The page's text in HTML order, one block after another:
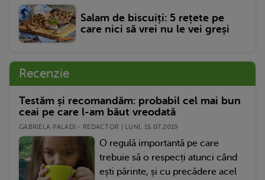
Salam de biscuiți: 5 rețete pe
care nici să vrei nu le vei greși
Recenzie
Testăm și recomandăm: probabil cel mai bun
ceai pe care l-am băut vreodată
GABRIELA PALADI - REDACTOR | LUNI, 15.07.2019
O regulă importantă pe care
trebuie să o respecți atunci când
ești părinte, și cu precădere acel